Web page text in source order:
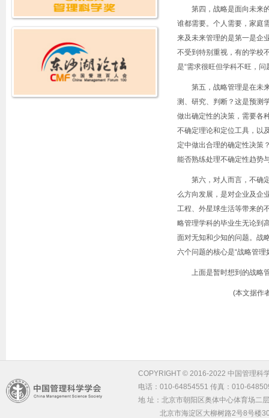
第四，战略是面向未来
谁都需要。个人需要，家庭
来及未来管理的是第一是企
不受到特别重视，有的学校
是“需求很旺但学科不旺，问
第五，战略管理是在未
测、研究、判断？这是预测
做出确定性的决策，需要各
不确定理论和定位工具，以
定中做出合理的确定性决策
能否熟练处理不确定性趋势
第六，对人而言，不确
么方向发展，是对企业及企
工程、外星球生活等带来的
略管理学科的毕业生无论到
面对无知和少知的问题。战
六个问题的核心是“战略管理
上面是暂时想到的战略
(本文据作
COPYRIGHT © 2016-2022 中国管理科
电话：010-64854551 传真：010-
地 址：北京市朝阳区奥体中心体育场二
北京市海淀区大柳树路2号8号楼